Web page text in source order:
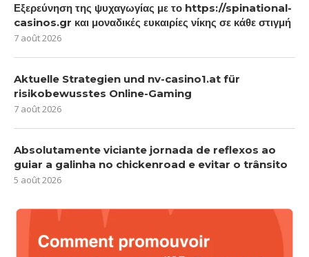
Εξερεύνηση της ψυχαγωγίας με το https://spinational-
casinos.gr και μοναδικές ευκαιρίες νίκης σε κάθε στιγμή
7 août 2026
Aktuelle Strategien und nv-casino1.at für
risikobewusstes Online-Gaming
7 août 2026
Absolutamente viciante jornada de reflexos ao
guiar a galinha no chickenroad e evitar o trânsito
5 août 2026